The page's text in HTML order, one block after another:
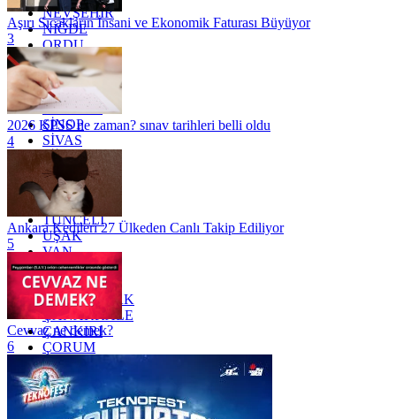
NEVŞEHİR
NİĞDE
ORDU
OSMANİYE
RİZE
SAKARYA
SAMSUN
SİNOP
SİVAS
SİİRT
TEKİRDAĞ
TOKAT
TRABZON
TUNCELİ
UŞAK
VAN
YALOVA
YOZGAT
ZONGULDAK
ÇANAKKALE
ÇANKIRI
ÇORUM
İSTANBUL
İZMİR
ŞANLIURFA
ŞIRNAK
Aşırı Sıcakların İnsani ve Ekonomik Faturası Büyüyor
3
2026 KPSS ne zaman? sınav tarihleri belli oldu
4
Ankara Kedileri 27 Ülkeden Canlı Takip Ediliyor
5
Cevvaz ne demek?
6